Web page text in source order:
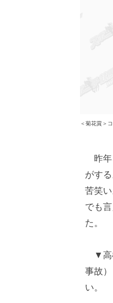
＜菊花賞＞
昨年
がす
苦笑
でも
た。
▼高
事故
い。